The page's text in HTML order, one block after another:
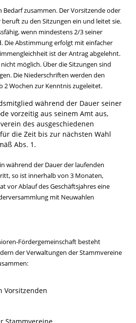
zusammen. Der Vorsitzende oder
zu den Sitzungen ein und leitet sie.
wenn mindestens 2/3 seiner
Die Abstimmung erfolgt mit einfacher
ist der Antrag abgelehnt.
möglich. Über die Sitzungen sind
Die Niederschriften werden den
2 Wochen zur Kenntnis zugeleitet.
während der Dauer seiner
vorzeitig aus seinem Amt aus,
des ausgeschiedenen
die Zeit bis zur nächsten Wahl
Abs. 1.
während der Dauer der laufenden
so ist innerhalb von 3 Monaten,
vor Ablauf des Geschäftsjahres eine
mit Neuwahlen
Fördergemeinschaft besteht
der Verwaltungen der Stammvereine
Vorsitzenden